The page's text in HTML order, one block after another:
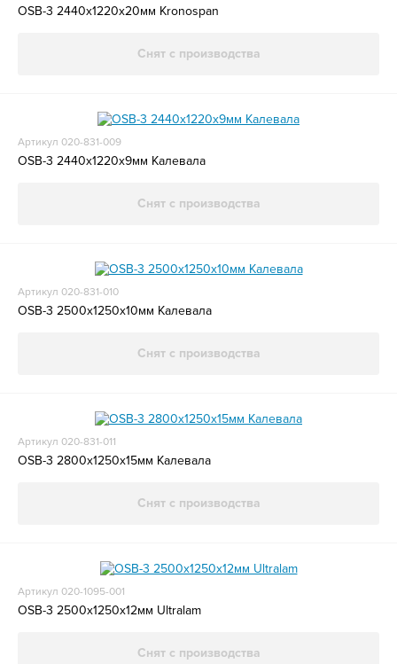
OSB-3 2440х1220х20мм Kronospan
Снят с производства
Артикул 020-831-009
OSB-3 2440х1220х9мм Калевала
Снят с производства
Артикул 020-831-010
OSB-3 2500x1250x10мм Калевала
Снят с производства
Артикул 020-831-011
OSB-3 2800x1250x15мм Калевала
Снят с производства
Артикул 020-1095-001
OSB-3 2500х1250х12мм Ultralam
Снят с производства